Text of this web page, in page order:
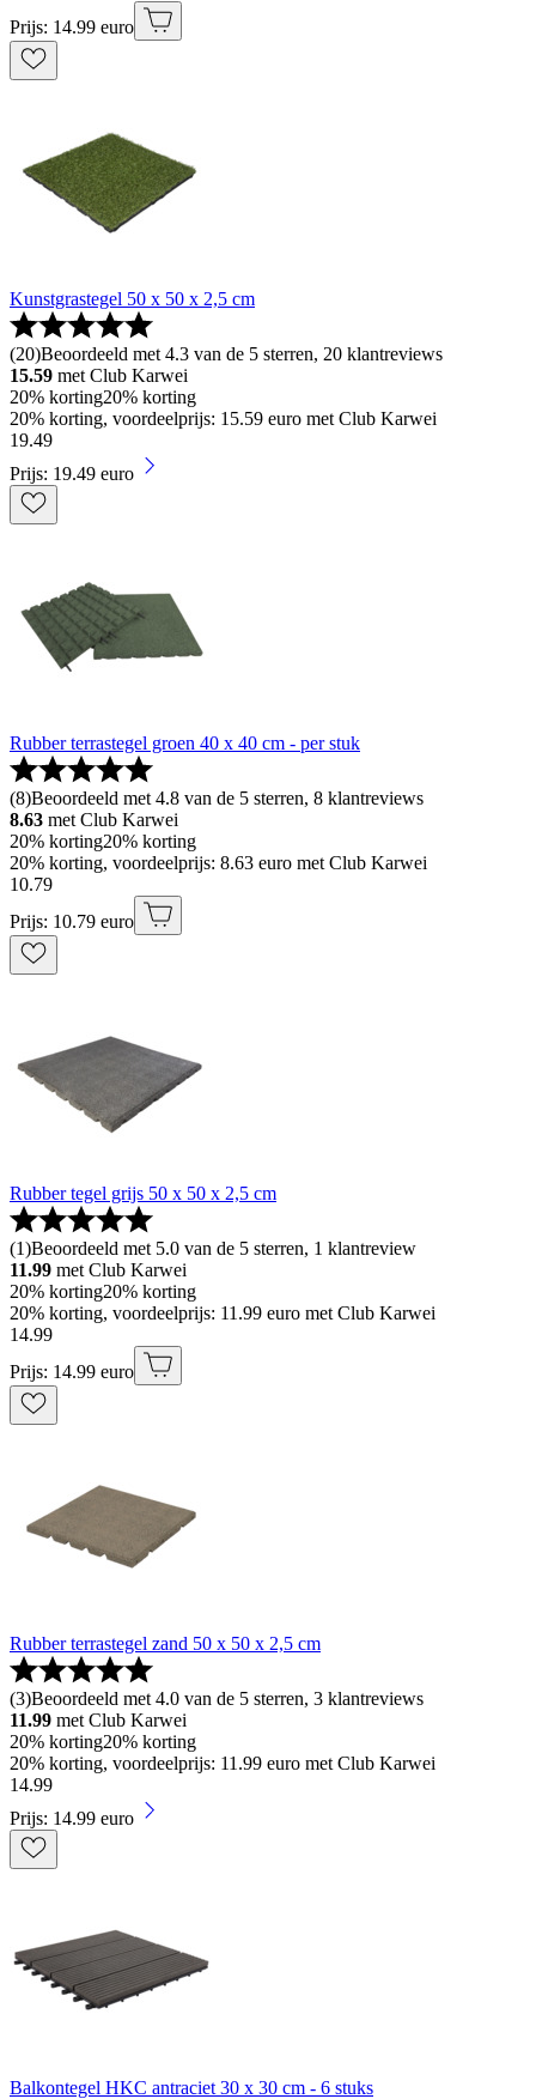
Prijs: 14.99 euro
Kunstgrastegel 50 x 50 x 2,5 cm
(20)Beoordeeld met 4.3 van de 5 sterren, 20 klantreviews
15.59 met Club Karwei
20% korting20% korting
20% korting, voordeelprijs: 15.59 euro met Club Karwei
19.49
Prijs: 19.49 euro
Rubber terrastegel groen 40 x 40 cm - per stuk
(8)Beoordeeld met 4.8 van de 5 sterren, 8 klantreviews
8.63 met Club Karwei
20% korting20% korting
20% korting, voordeelprijs: 8.63 euro met Club Karwei
10.79
Prijs: 10.79 euro
Rubber tegel grijs 50 x 50 x 2,5 cm
(1)Beoordeeld met 5.0 van de 5 sterren, 1 klantreview
11.99 met Club Karwei
20% korting20% korting
20% korting, voordeelprijs: 11.99 euro met Club Karwei
14.99
Prijs: 14.99 euro
Rubber terrastegel zand 50 x 50 x 2,5 cm
(3)Beoordeeld met 4.0 van de 5 sterren, 3 klantreviews
11.99 met Club Karwei
20% korting20% korting
20% korting, voordeelprijs: 11.99 euro met Club Karwei
14.99
Prijs: 14.99 euro
Balkontegel HKC antraciet 30 x 30 cm - 6 stuks